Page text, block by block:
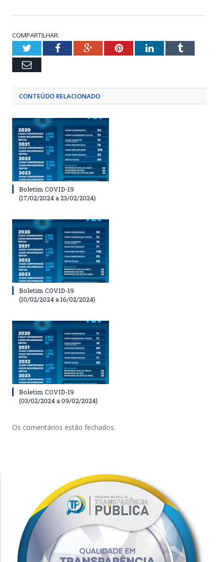
COMPARTILHAR:
TwitterFacebookGoogle+PinterestLinkedInTumblr
Email
CONTEÚDO RELACIONADO
Boletim COVID-19
(17/02/2024 a 23/02/2024)
Boletim COVID-19
(10/02/2024 a 16/02/2024)
Boletim COVID-19
(03/02/2024 a 09/02/2024)
Os comentários estão fechados.